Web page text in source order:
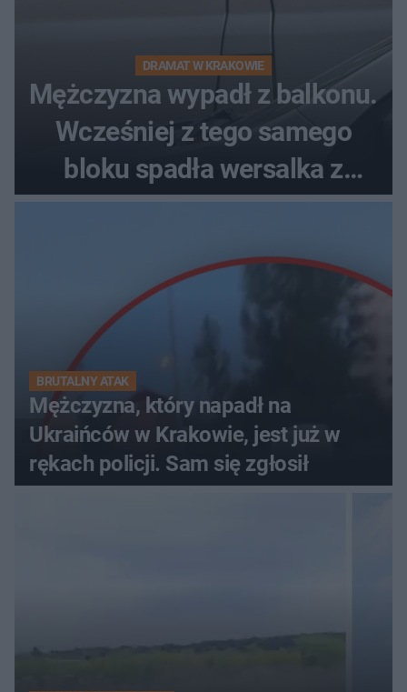
DRAMAT W KRAKOWIE
Mężczyzna wypadł z balkonu.
Wcześniej z tego samego
bloku spadła wersalka z
pościelą
BRUTALNY ATAK
Mężczyzna, który napadł na
Ukraińców w Krakowie, jest już w
rękach policji. Sam się zgłosił